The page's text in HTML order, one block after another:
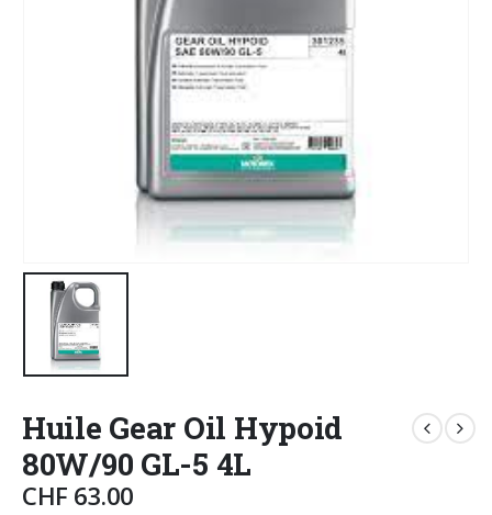
Huile Gear Oil Hypoid
80W/90 GL-5 4L
CHF 63.00